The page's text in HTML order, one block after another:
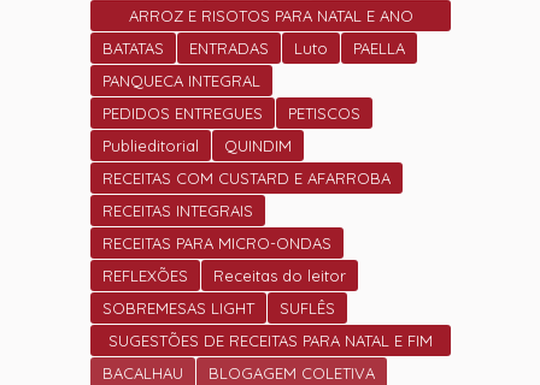
ARROZ E RISOTOS PARA NATAL E ANO
NOVO
BATATAS ENTRADAS Luto
PAELLA
PANQUECA INTEGRAL
PEDIDOS ENTREGUES
PETISCOS
Publieditorial
QUINDIM
RECEITAS COM CUSTARD E AFARROBA
RECEITAS INTEGRAIS
RECEITAS PARA MICRO-ONDAS
REFLEXÕES
Receitas do leitor
SOBREMESAS LIGHT
SUFLÊS
SUGESTÕES DE RECEITAS PARA NATAL E FIM
DE ANO.
BACALHAU
BLOGAGEM COLETIVA